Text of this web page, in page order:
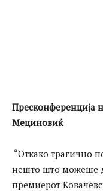
Пресконференција
Мециновиќ
“Откако трагично
нешто што можеше
премиерот